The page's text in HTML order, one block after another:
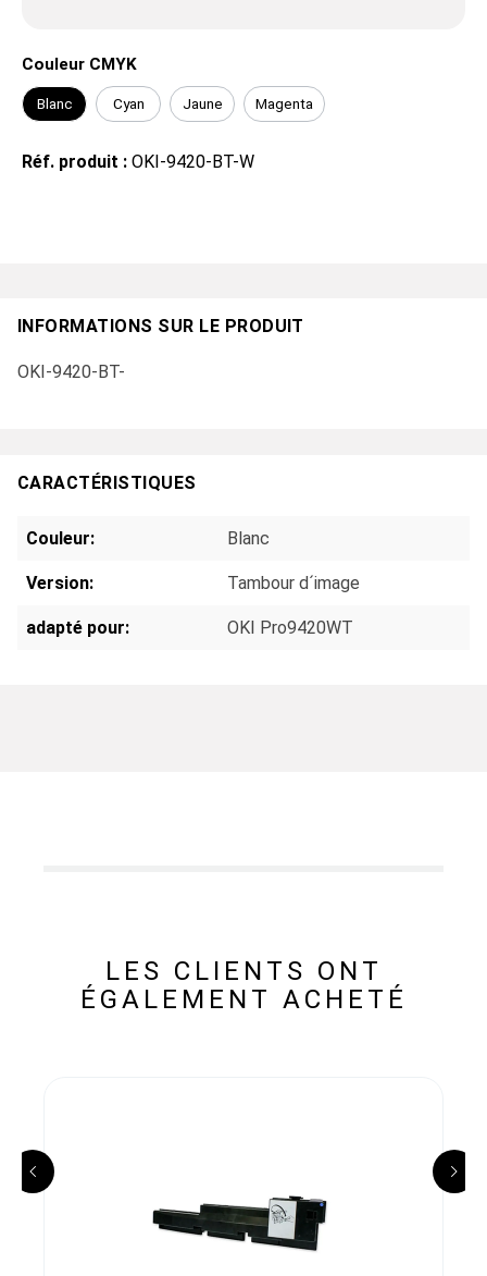
Couleur CMYK
Blanc Cyan Jaune Magenta
Réf. produit : OKI-9420-BT-W
INFORMATIONS SUR LE PRODUIT
OKI-9420-BT-
CARACTÉRISTIQUES
Couleur: Blanc
Version: Tambour d´image
adapté pour: OKI Pro9420WT
LES CLIENTS ONT
ÉGALEMENT ACHETÉ